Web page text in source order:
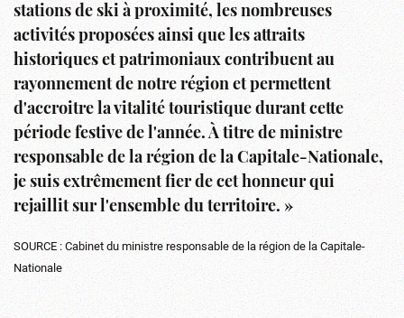
stations de ski à proximité, les nombreuses
activités proposées ainsi que les attraits
historiques et patrimoniaux contribuent au
rayonnement de notre région et permettent
d'accroitre la vitalité touristique durant cette
période festive de l'année. À titre de ministre
responsable de la région de la Capitale-Nationale,
je suis extrêmement fier de cet honneur qui
rejaillit sur l'ensemble du territoire. »
SOURCE : Cabinet du ministre responsable de la région de la Capitale-
Nationale